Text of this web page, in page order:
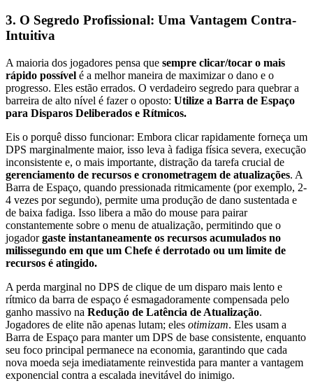
3. O Segredo Profissional: Uma Vantagem Contra-
Intuitiva
A maioria dos jogadores pensa que sempre clicar/tocar o mais
rápido possível é a melhor maneira de maximizar o dano e o
progresso. Eles estão errados. O verdadeiro segredo para quebrar a
barreira de alto nível é fazer o oposto: Utilize a Barra de Espaço
para Disparos Deliberados e Rítmicos.
Eis o porquê disso funcionar: Embora clicar rapidamente forneça um
DPS marginalmente maior, isso leva à fadiga física severa, execução
inconsistente e, o mais importante, distração da tarefa crucial de
gerenciamento de recursos e cronometragem de atualizações. A
Barra de Espaço, quando pressionada ritmicamente (por exemplo, 2-
4 vezes por segundo), permite uma produção de dano sustentada e
de baixa fadiga. Isso libera a mão do mouse para pairar
constantemente sobre o menu de atualização, permitindo que o
jogadorgaste instantaneamente os recursos acumulados no
milissegundo em que um Chefe é derrotado ou um limite de
recursos é atingido.
A perda marginal no DPS de clique de um disparo mais lento e
rítmico da barra de espaço é esmagadoramente compensada pelo
ganho massivo na Redução de Latência de Atualização.
Jogadores de elite não apenas lutam; eles otimizam. Eles usam a
Barra de Espaço para manter um DPS de base consistente, enquanto
seu foco principal permanece na economia, garantindo que cada
nova moeda seja imediatamente reinvestida para manter a vantagem
exponencial contra a escalada inevitável do inimigo.